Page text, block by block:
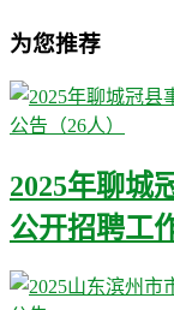
为您推荐
2025年聊城
公开招聘工